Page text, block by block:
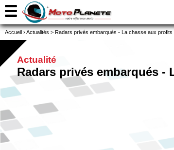
Accueil ›Actualités > Radars privés embarqués - La chasse aux profits
Actualité
Radars privés embarqués -